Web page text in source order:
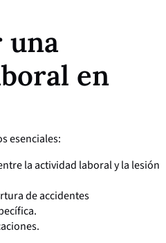
una
en
esenciales:
la actividad laboral y la lesión
de accidentes